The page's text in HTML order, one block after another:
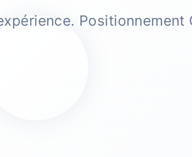
Positionnement